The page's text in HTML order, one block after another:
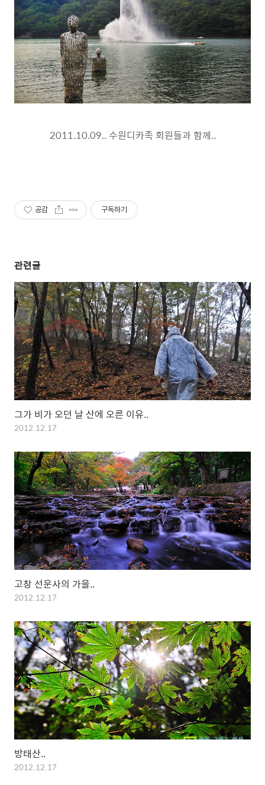
2011.10.09.. 수원디카족 회원들과 함께..
공감 구독하기
관련글
그가 비가 오던 날 산에 오른 이유..
2012.12.17
고창 선운사의 가을..
2012.12.17
방태산..
2012.12.17